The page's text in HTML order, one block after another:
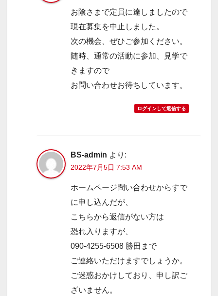
お陰さまで定員に達しましたので
現在募集を中止しました。
次の機会、ぜひご参加ください。
随時、通常の活動に参加、見学で
きますので
お問い合わせお待ちしています。
ログインして返信する
BS-admin より:
2022年7月5日 7:53 AM
ホームページ問い合わせからすで
に申し込んだが、
こちらから返信がない方は
恐れ入りますが、
090-4255-6508 勝田まで
ご連絡いただけますでしょうか。
ご迷惑おかけしており、申し訳ご
ざいません。